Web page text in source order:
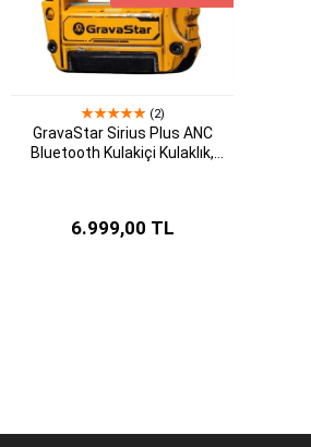
(2)
GravaStar Sirius Plus ANC
Bluetooth Kulakiçi Kulaklık,
6.999,00 TL